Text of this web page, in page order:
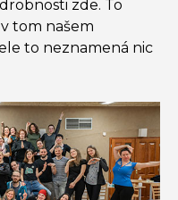
zde. To
tom našem
to neznamená nic